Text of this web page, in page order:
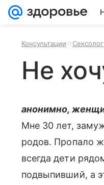
Консультации
Не
анонимно,
Мне 30 лет,
родов. Пропало
всегда дети
подвыпивший, а